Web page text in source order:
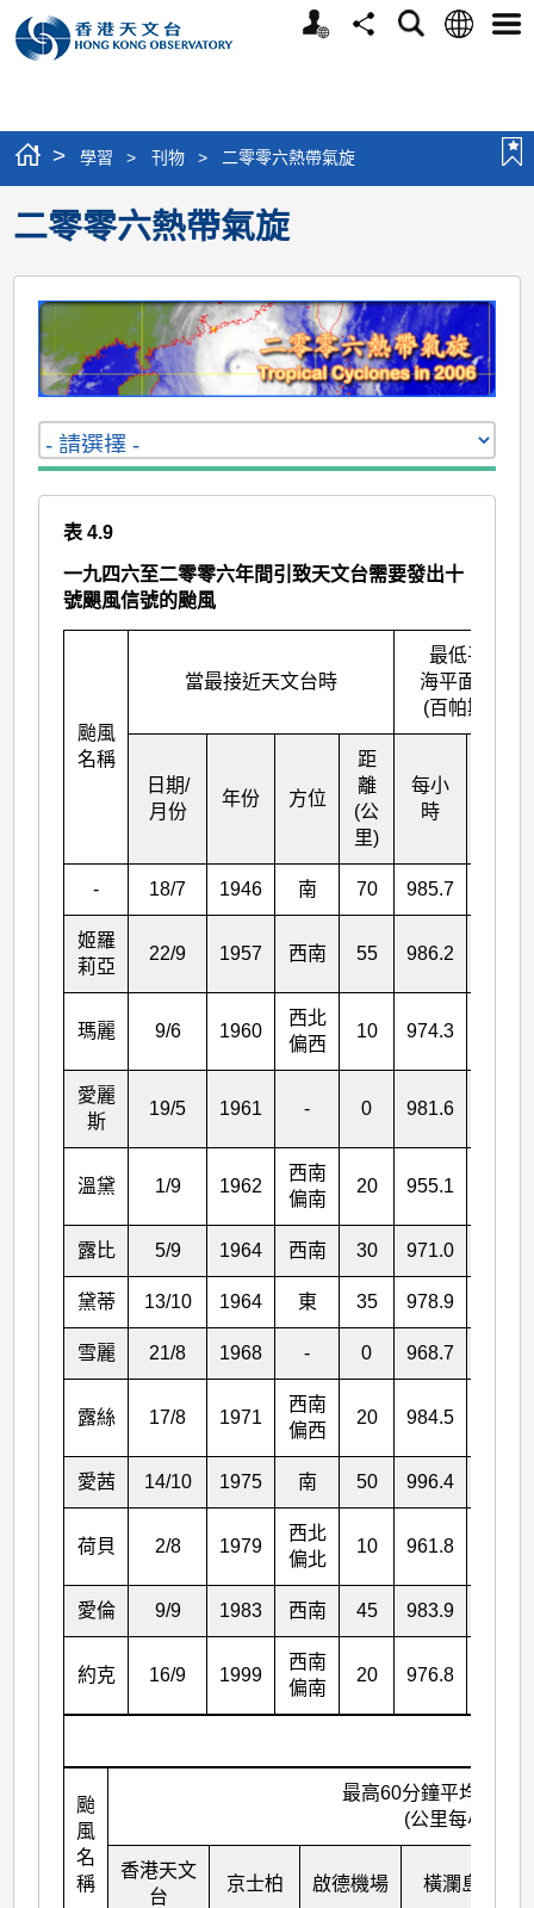
個
分
搜
語
選
> 學習 > 刊物 > 二零零六熱帶氣旋
二零零六熱帶氣旋
表 4.9
一九四六至二零零六年間引致天文台需要發出十
號颶風信號的颱風
颱風
名稱
當最接近天文台時
最低平均
海平面氣壓
(百帕斯卡)
日期/
月份
年份 方位
距
離
(公
里)
每小
時
- 18/7 1946 南 70 985.7
姬羅
莉亞
22/9 1957 西南 55 986.2
瑪麗 9/6 1960
西北
偏西
10 974.3
愛麗
斯
19/5 1961 - 0 981.6
溫黛 1/9 1962
西南
偏南
20 955.1
露比 5/9 1964 西南 30 971.0
黛蒂 13/10 1964 東 35 978.9
雪麗 21/8 1968 - 0 968.7
露絲 17/8 1971
西南
偏西
20 984.5
愛茜 14/10 1975 南 50 996.4
荷貝 2/8 1979
西北
偏北
10 961.8
愛倫 9/9 1983 西南 45 983.9
約克 16/9 1999
西南
偏南
20 976.8
颱
風
名
稱
最高60分鐘平均風向
(公里每小時)
香港天文
台
京士柏 啟德機場 橫瀾島